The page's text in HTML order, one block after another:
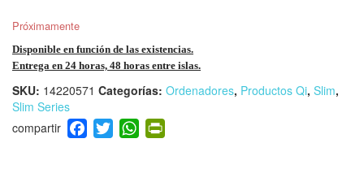
Próximamente
Disponible en función de las existencias.
Entrega en 24 horas, 48 horas entre islas.
SKU: 14220571 Categorías: Ordenadores, Productos Qi, Slim,
Slim Series
F
a
T
wi
W
h